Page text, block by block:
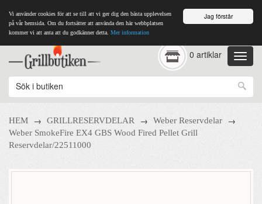
Jag förstår
Vi använder cookies för att se till att vi ger dig den bästa upplevelsen
på vår hemsida. Om du fortsätter att använda den här webbplatsen
kommer vi att anta att du godkänner detta. Mer information
0 artiklar
HEM → GRILLRESERVDELAR → Weber Reservdelar →
Weber SmokeFire EX4 GBS Wood Fired Pellet Grill
Reservdelar/22511000